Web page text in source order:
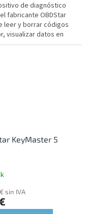
de diagnóstico
fabricante OBDStar
leer y borrar códigos
visualizar datos en
realizar funciones
KeyMaster 5
sin IVA